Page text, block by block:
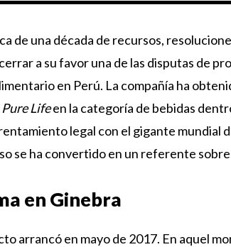
de una década de recursos,
a su favor una de las disputas de
en Perú. La compañía ha
Pure Lifeen la categoría de bebidas
legal con el gigante mundial
se ha convertido en un referente
en Ginebra
arrancó en mayo de 2017. En aquel